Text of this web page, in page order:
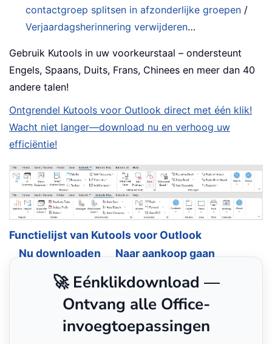
contactgroep splitsen in afzonderlijke groepen /
Verjaardagsherinnering verwijderen…
Gebruik Kutools in uw voorkeurstaal – ondersteunt
Engels, Spaans, Duits, Frans, Chinees en meer dan 40
andere talen!
Ontgrendel Kutools voor Outlook direct met één klik!
Wacht niet langer—download nu en verhoog uw
efficiëntie!
Functielijst van Kutools voor Outlook
Nu downloaden
Naar aankoop gaan
🚀 Eénklikdownload —
Ontvang alle Office-
invoegtoepassingen